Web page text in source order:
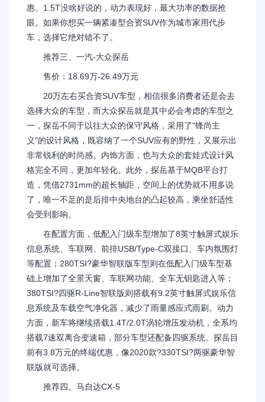
惠。1.5T没啥好说的，动力表现好，最大功率的数据抢
眼。如果你想买一辆紧凑型合资SUV作为城市家用代步
车，选择它绝对错不了。
推荐三、一汽-大众探岳
售价：18.69万-26.49万元
20万左右买合资SUV车型，相信很多消费者还是会去
选择大众的车型，而大众探岳就是其中必会考虑的车型之
一，探岳不同于以往大众的保守风格，采用了"锋尚主
义"的设计风格，既容纳了一个SUV应有的野性，又展示出
非常锐利的时尚感。内饰方面，也与大众的套娃式设计风
格完全不同，更加年轻化。此外，探岳基于MQB平台打
造，凭借2731mm的超长轴距，空间上的优势就不用多说
了，唯一不足的是后排中央地台的凸起较高，乘坐舒适性
会受到影响。
在配置方面，低配入门级车型增加了8英寸触屏式娱乐
信息系统、车联网、前排USB/Type-C双接口、车内氛围灯
等配置；280TSI?豪华智联版车型则在低配入门级车型基
础上增加了全景天窗、车联网功能、全车无钥匙进入等；
380TSI?四驱R-Line智联版则搭载有9.2英寸触屏式娱乐信
息系统及车载空气净化器，减少了雨量感应式雨刷。动力
方面，新车将继续搭载1.4T/2.0T涡轮增压发动机，全系均
搭载7速双离合变速箱，部分车型还配备四驱系统。探岳目
前有3.8万元的终端优惠，像2020款?330TSI?两驱豪华智
联版就可选择。
推荐四、马自达CX-5